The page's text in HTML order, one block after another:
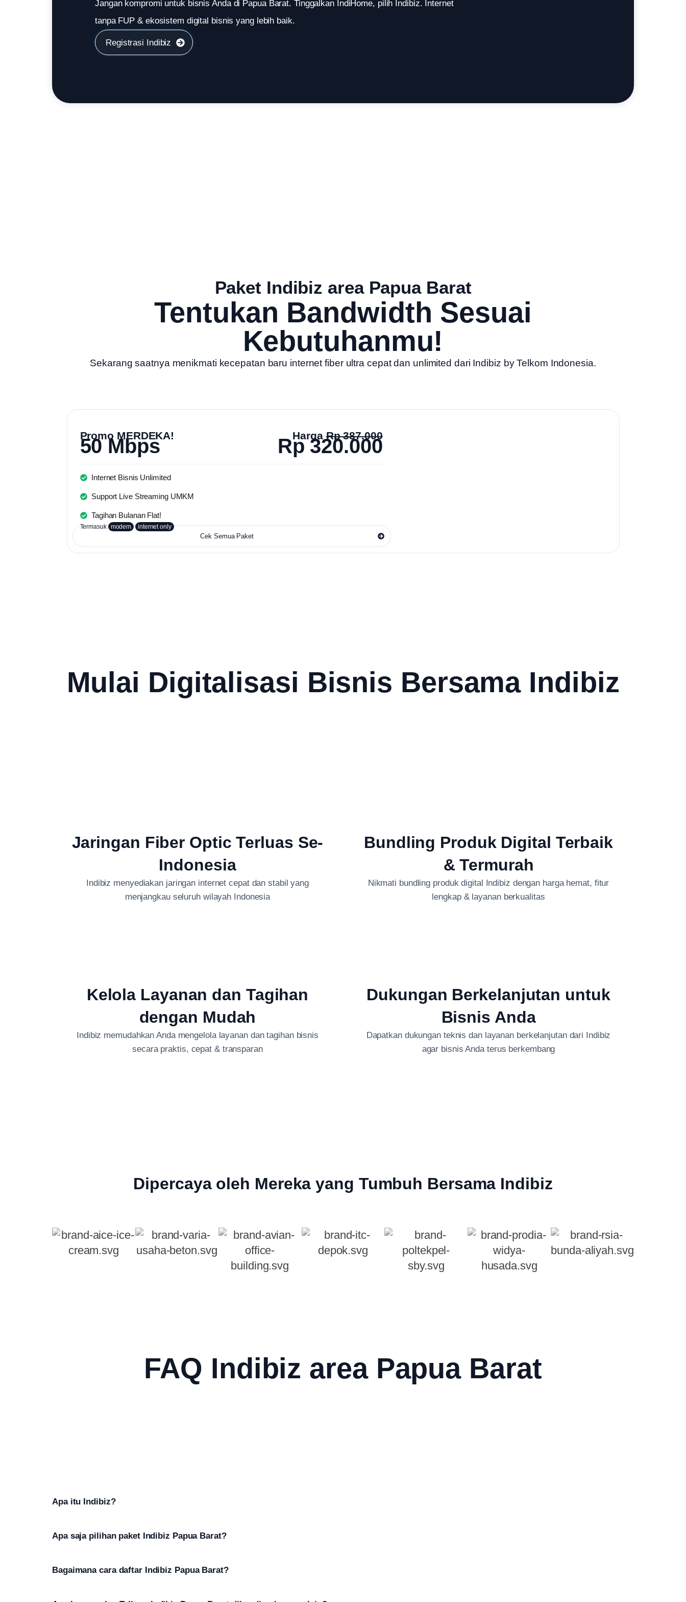
Jangan kompromi untuk bisnis Anda di Papua Barat. Tinggalkan IndiHome, pilih Indibiz. Internet
tanpa FUP & ekosistem digital bisnis yang lebih baik.
Registrasi Indibiz
Paket Indibiz area Papua Barat
Tentukan Bandwidth Sesuai
Kebutuhanmu!
Sekarang saatnya menikmati kecepatan baru internet fiber ultra cepat dan unlimited dari Indibiz by Telkom Indonesia.
Promo MERDEKA!
50 Mbps HargaRp 387.000
Rp 320.000
Internet Bisnis Unlimited
Support Live Streaming UMKM
Tagihan Bulanan Flat!
Termasuk modem internet only
Cek Semua Paket
Mulai Digitalisasi Bisnis Bersama Indibiz
Jaringan Fiber Optic Terluas Se-
Indonesia
Indibiz menyediakan jaringan internet cepat dan stabil yang
menjangkau seluruh wilayah Indonesia
Bundling Produk Digital Terbaik
& Termurah
Nikmati bundling produk digital Indibiz dengan harga hemat, fitur
lengkap & layanan berkualitas
Kelola Layanan dan Tagihan
dengan Mudah
Indibiz memudahkan Anda mengelola layanan dan tagihan bisnis
secara praktis, cepat & transparan
Dukungan Berkelanjutan untuk
Bisnis Anda
Dapatkan dukungan teknis dan layanan berkelanjutan dari Indibiz
agar bisnis Anda terus berkembang
Dipercaya oleh Mereka yang Tumbuh Bersama Indibiz
FAQ Indibiz area Papua Barat
Apa itu Indibiz?
Apa saja pilihan paket Indibiz Papua Barat?
Bagaimana cara daftar Indibiz Papua Barat?